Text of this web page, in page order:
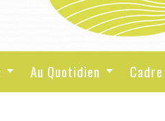
Au Quotidien